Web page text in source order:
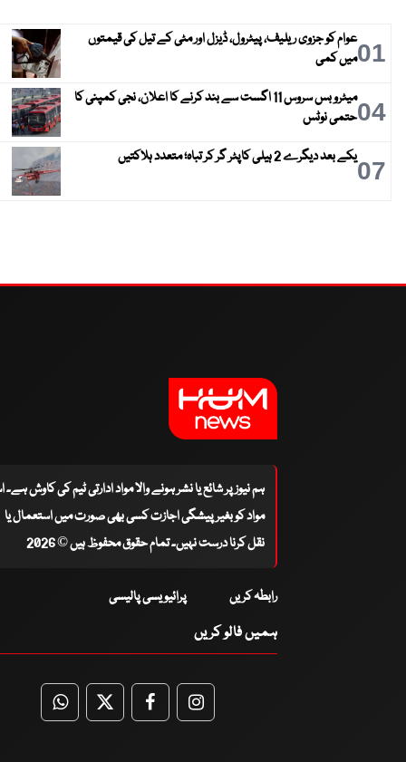
01عوام کو جزوی ریلیف، پیٹرول، ڈیزل اور مٹی کے تیل کی قیمتوں
میں کمی
04
میٹرو بس سروس 11 اگست سے بند کرنے کا اعلان، نجی کمپنی کا
حتمی نوٹس
07یکے بعد دیگرے 2 ہیلی کاپٹر گر کر تباہ؛ متعدد ہلاکتیں
ہم نیوز پر شائع یا نشر ہونے والا مواد ادارتی ٹیم کی کاوش
مواد کو بغیر پیشگی اجازت کسی بھی صورت میں استعمال یا
نقل کرنا درست نہیں۔ تمام حقوق محفوظ ہیں © 2026
رابطہ کریں پرائیویسی پالیسی
ہمیں فالو کریں
WhatsApp
TwitterFacebookFacebook